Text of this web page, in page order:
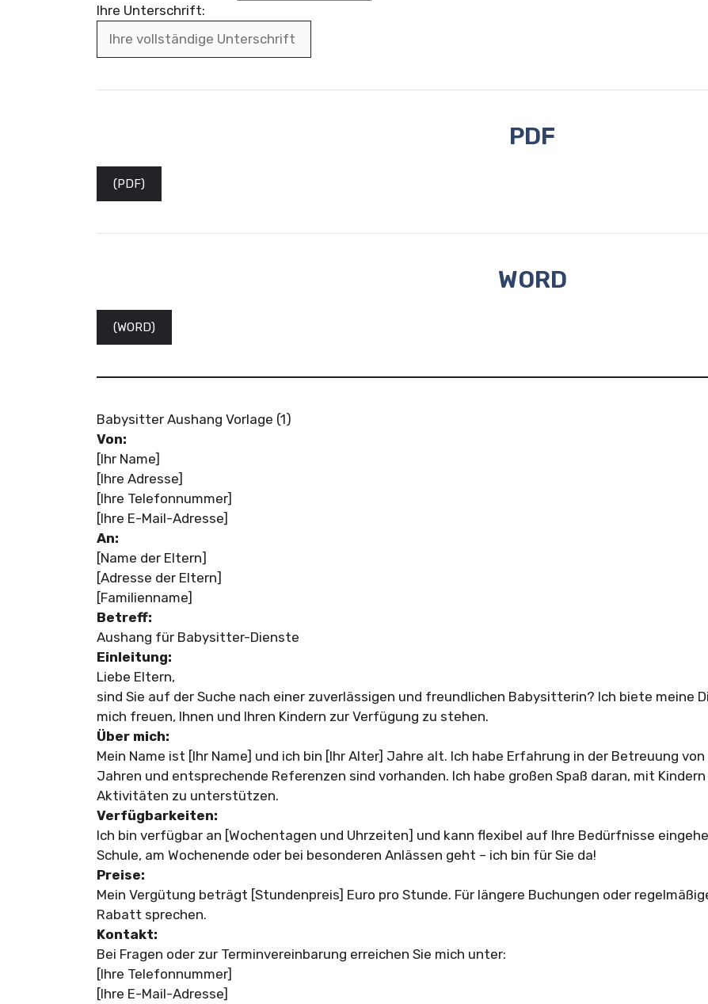
Ihre Unterschrift:
PDF
(PDF)
WORD
(WORD)
Babysitter Aushang Vorlage (1)
Von:
[Ihr Name]
[Ihre Adresse]
[Ihre Telefonnummer]
[Ihre E-Mail-Adresse]
An:
[Name der Eltern]
[Adresse der Eltern]
[Familienname]
Betreff:
Aushang für Babysitter-Dienste
Einleitung:
Liebe Eltern,
sind Sie auf der Suche nach einer zuverlässigen und freundlichen Babysitterin? Ich biete meine
mich freuen, Ihnen und Ihren Kindern zur Verfügung zu stehen.
Über mich:
Mein Name ist [Ihr Name] und ich bin [Ihr Alter] Jahre alt. Ich habe Erfahrung in der Betreuung
Jahren und entsprechende Referenzen sind vorhanden. Ich habe großen Spaß daran, mit
Aktivitäten zu unterstützen.
Verfügbarkeiten:
Ich bin verfügbar an [Wochentagen und Uhrzeiten] und kann flexibel auf Ihre Bedürfnisse
Schule, am Wochenende oder bei besonderen Anlässen geht – ich bin für Sie da!
Preise:
Mein Vergütung beträgt [Stundenpreis] Euro pro Stunde. Für längere Buchungen oder
Rabatt sprechen.
Kontakt:
Bei Fragen oder zur Terminvereinbarung erreichen Sie mich unter:
[Ihre Telefonnummer]
[Ihre E-Mail-Adresse]